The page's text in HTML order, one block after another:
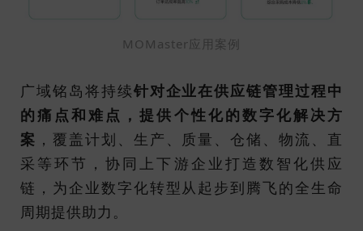
MOMaster应用案例
广域铭岛将持续针对企业在供应链管理过程中
的痛点和难点，提供个性化的数字化解决方
案 ，覆盖计划、生产、质量、仓储、物流、直
采等环节，协同上下游企业打造数智化供应
链，为企业数字化转型从起步到腾飞的全生命
周期提供助力。